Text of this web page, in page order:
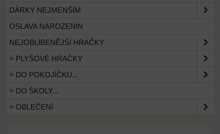
DÁRKY NEJMENŠÍM
OSLAVA NAROZENIN
NEJOBLÍBENĚJŠÍ HRAČKY
> PLYŠOVÉ HRAČKY
> DO POKOJÍČKU...
> DO ŠKOLY...
> OBLEČENÍ